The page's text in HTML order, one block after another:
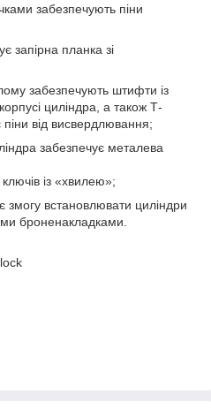
забезпечують піни
запірна планка зі
забезпечують штифти із
циліндра, а також Т-
від висвердлювання;
забезпечує металева
із «хвилею»;
встановлювати циліндри
броненакладками.